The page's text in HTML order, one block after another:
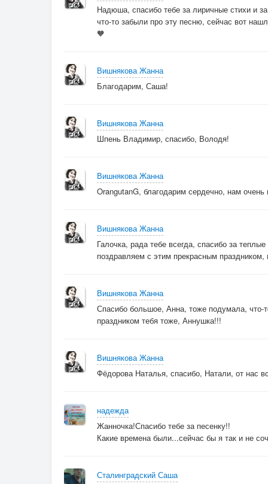
Надюша, спасибо тебе за лиричные стихи и
что-то забыли про эту песню, сейчас вот
🧡
Вишнякова Жанна
Благодарим, Саша!
Вишнякова Жанна
Шпень Владимир, спасибо, Володя!
Вишнякова Жанна
OrangutanG, благодарим сердечно, нам очень
Вишнякова Жанна
Галочка, рада тебе всегда, спасибо за
поздравляем с этим прекрасным праздником,
Вишнякова Жанна
Спасибо большое, Анна, тоже подумала,
праздником тебя тоже, Аннушка!!!
Вишнякова Жанна
Фёдорова Наталья, спасибо, Натали, от нас
надежда
Жанночка!Спасибо тебе за песенку!!
Какие времена были...сейчас бы я так и не
Сталинградский Саша